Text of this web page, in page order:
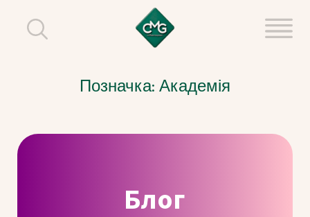
Позначка:Академія
Блог